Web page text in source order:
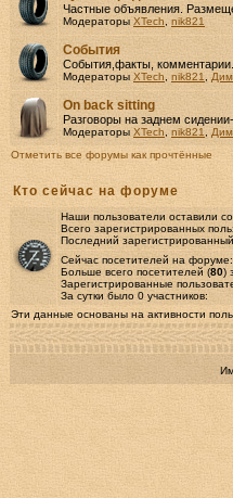
Частные объявления.
Модераторы XTech nik821
События
События,факты,
Модераторы XTech nik821
Оn back sitting
Разговоры на заднем
Модераторы XTech nik821
Отметить все форумы как прочтённые
Кто сейчас на форуме
Наши пользователи оставили
Всего зарегистрированных
Последний
Сейчас посетителей на форуме:
Больше всего посетителей (80)
Зарегистрированные
За сутки было 0 участников:
Эти данные основаны на активности